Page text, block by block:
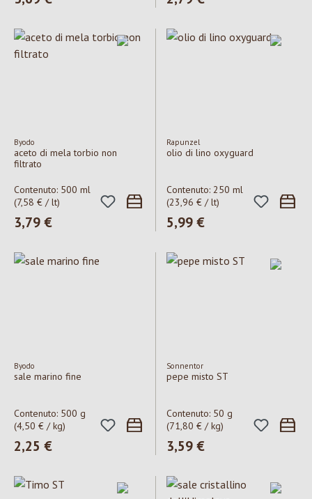
Byodo
aceto di mela torbio non
filtrato
Contenuto: 500 ml
(7,58 € / lt)
Prezzo normale:
3,79 €
Rapunzel
olio di lino oxyguard
Contenuto: 250 ml
(23,96 € / lt)
Prezzo normale:
5,99 €
Byodo
sale marino fine
Contenuto: 500 g
(4,50 € / kg)
Prezzo normale:
2,25 €
Sonnentor
pepe misto ST
Contenuto: 50 g
(71,80 € / kg)
Prezzo normale:
3,59 €